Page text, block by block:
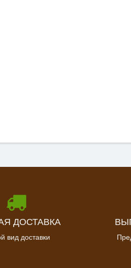
ДОСТАВКА
вид доставки